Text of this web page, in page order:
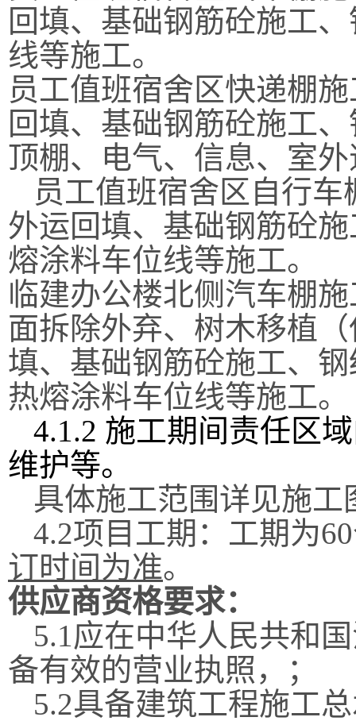
回填、基础钢筋砼施工
线等施工。
员工值班宿舍区快递棚
回填、基础钢筋砼施工
顶棚、电气、信息、室
员工值班宿舍区自行
外运回填、基础钢筋砼
熔涂料车位线等施工。
临建办公楼北侧汽车棚
面拆除外弃、树木移植（
填、基础钢筋砼施工、
热熔涂料车位线等施工。
4.1.2 施工期间责任区
维护等。
具体施工范围详见施工
4.2项目工期： 工期为60
订时间为准。
供应商资格要求：
5.1应在中华人民共和
备有效的营业执照，；
5.2具备建筑工程施工